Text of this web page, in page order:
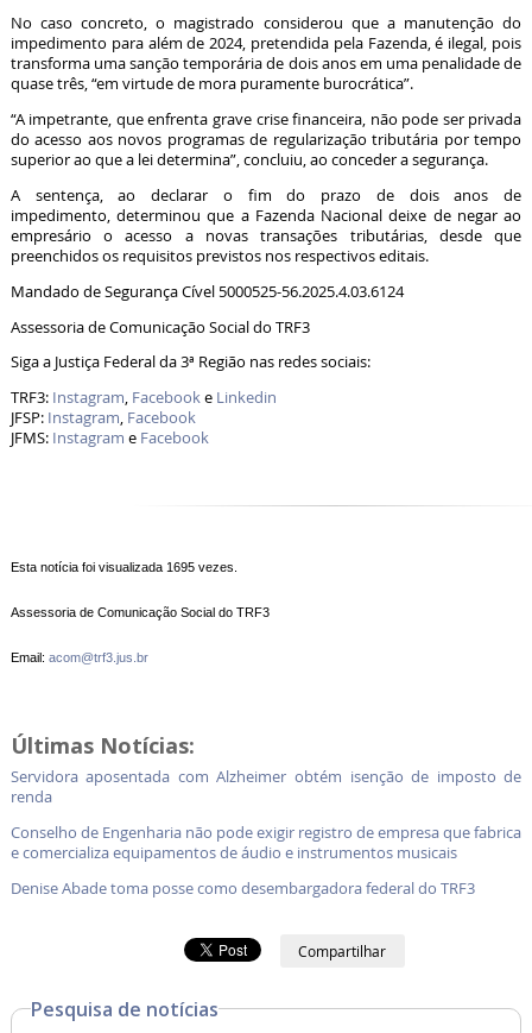
No caso concreto, o magistrado considerou que a manutenção do
impedimento para além de 2024, pretendida pela Fazenda, é ilegal, pois
transforma uma sanção temporária de dois anos em uma penalidade de
quase três, “em virtude de mora puramente burocrática”.
“A impetrante, que enfrenta grave crise financeira, não pode ser privada
do acesso aos novos programas de regularização tributária por tempo
superior ao que a lei determina”, concluiu, ao conceder a segurança.
A sentença, ao declarar o fim do prazo de dois anos de
impedimento, determinou que a Fazenda Nacional deixe de negar ao
empresário o acesso a novas transações tributárias, desde que
preenchidos os requisitos previstos nos respectivos editais.
Mandado de Segurança Cível 5000525-56.2025.4.03.6124
Assessoria de Comunicação Social do TRF3
Siga a Justiça Federal da 3ª Região nas redes sociais:
TRF3: Instagram, Facebooke Linkedin
JFSP: Instagram, Facebook
JFMS: Instagram e Facebook
Esta notícia foi visualizada 1695 vezes.
Assessoria de Comunicação Social do TRF3
Email: acom@trf3.jus.br
Últimas Notícias:
Servidora aposentada com Alzheimer obtém isenção de imposto de
renda
Conselho de Engenharia não pode exigir registro de empresa que fabrica
e comercializa equipamentos de áudio e instrumentos musicais
Denise Abade toma posse como desembargadora federal do TRF3
Compartilhar
Pesquisa de notícias